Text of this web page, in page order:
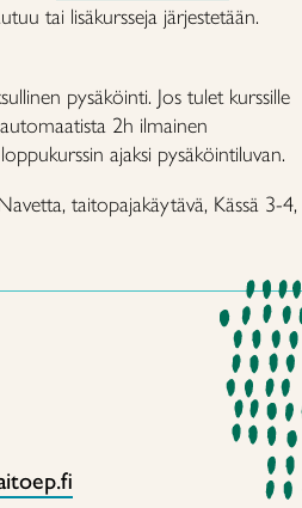
tai lisäkursseja järjestetään.
pysäköinti. Jos tulet kurssille
2h ilmainen
ajaksi pysäköintiluvan.
taitopajakäytävä, Kässä 3-4,